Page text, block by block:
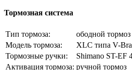
Тормозная система
Тип тормоза:
ободной тормоз
Модель тормоза:
XLC типа V-
Тормозные ручки:
Shimano ST-EF
Активация тормоза: ручной тормоз